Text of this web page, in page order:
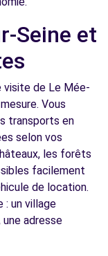
km
9.9
Seine et
de Le Mée-
Vous
transports en
selon vos
les forêts
facilement
de location.
: un village
adresse